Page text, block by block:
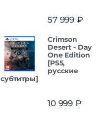
57 999 ₽
Crimson
Desert - Day
One Edition
[PS5,
русские
субтитры]
10 999 ₽